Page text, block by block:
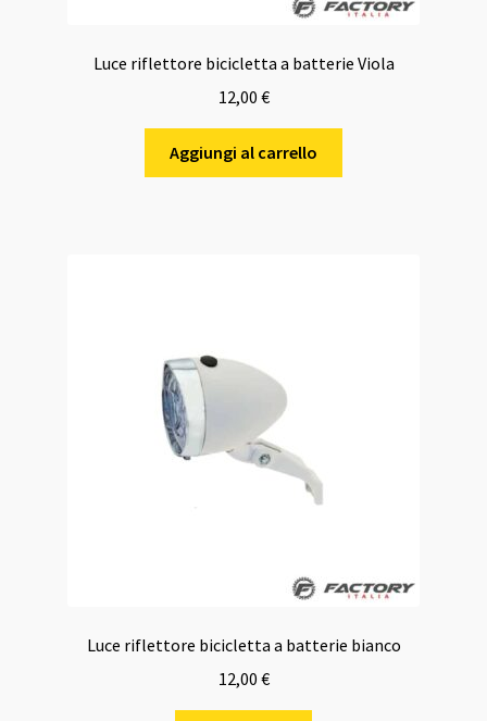
Luce riflettore bicicletta a batterie Viola
12,00 €
Aggiungi al carrello
Luce riflettore bicicletta a batterie bianco
12,00 €